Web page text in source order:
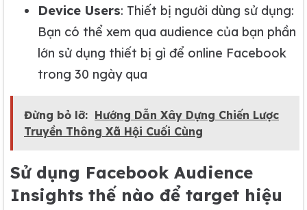
Device Users: Thiết bị người dùng sử dụng:
Bạn có thể xem qua audience của bạn phần
lớn sử dụng thiết bị gì để online Facebook
trong 30 ngày qua
Đừng bỏ lỡ: Hướng Dẫn Xây Dựng Chiến Lược
Truyền Thông Xã Hội Cuối Cùng
Sử dụng Facebook Audience
Insights thế nào để target hiệu